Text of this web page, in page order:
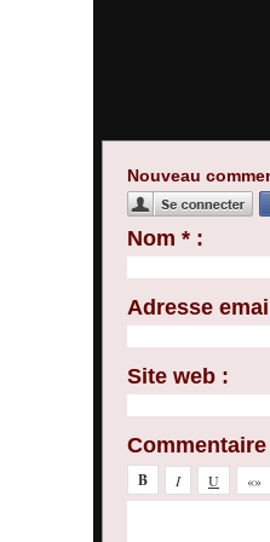
Nouveau
Nom * :
Adresse
Site web :
Commentaire